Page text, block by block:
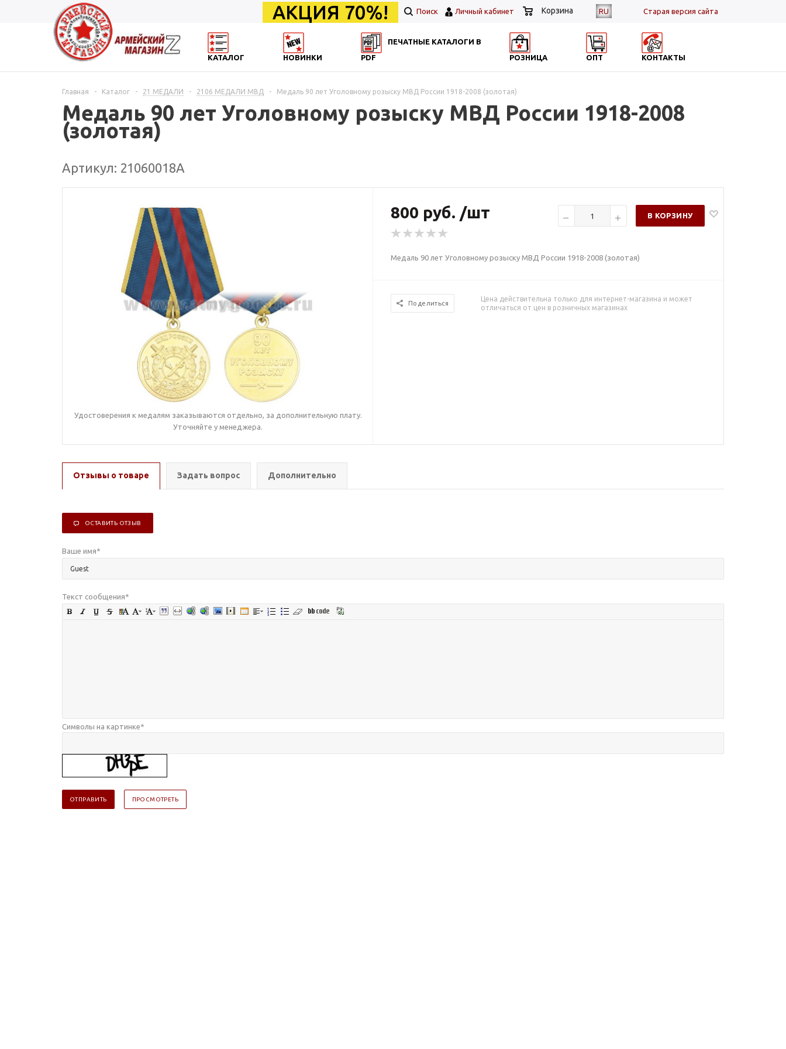
RU Cтарая версия сайта
АКЦИЯ 70%! Поиск Личный кабинет Корзина
КАТАЛОГ НОВИНКИ
ПЕЧАТНЫЕ КАТАЛОГИ В
PDF
РОЗНИЦА ОПТ КОНТАКТЫ
Главная - Каталог - 21 МЕДАЛИ - 2106 МЕДАЛИ МВД - Медаль 90 лет Уголовному розыску МВД России 1918-2008 (золотая)
Медаль 90 лет Уголовному розыску МВД России 1918-2008
(золотая)
Артикул: 21060018А
Удостоверения к медалям заказываются отдельно, за дополнительную плату.
Уточняйте у менеджера.
800 руб. /шт В КОРЗИНУ
Медаль 90 лет Уголовному розыску МВД России 1918-2008 (золотая)
Поделиться
Цена действительна только для интернет-магазина и может
отличаться от цен в розничных магазинах
Отзывы о товаре Задать вопрос Дополнительно
ОСТАВИТЬ ОТЗЫВ
Ваше имя*
Текст сообщения*
Символы на картинке*